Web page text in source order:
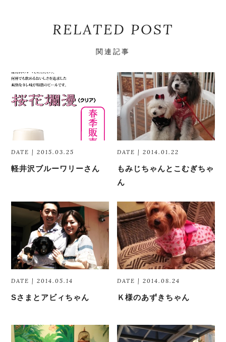
RELATED POST
関連記事
DATE | 2015.03.25
軽井沢ブルーワリーさん
DATE | 2014.01.22
もみじちゃんとこむぎちゃ
ん
DATE | 2014.05.14
Sさまとアビィちゃん
DATE | 2014.08.24
Ｋ様のあずきちゃん